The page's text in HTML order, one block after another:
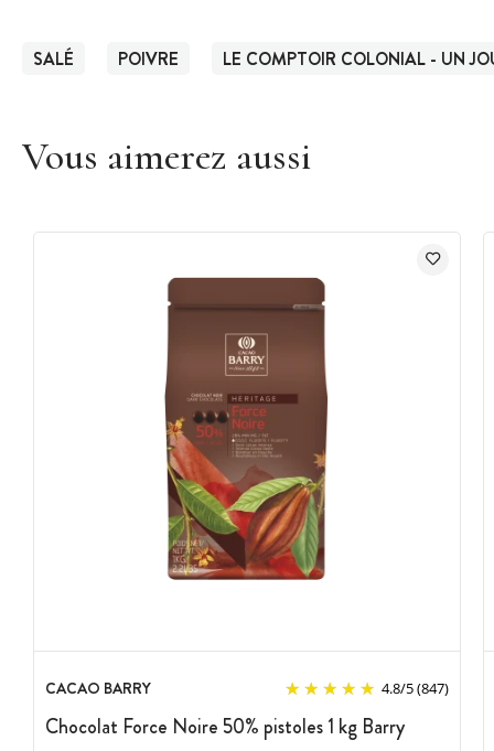
SALÉ POIVRE LE COMPTOIR COLONIAL - UN
Vous aimerez aussi
CACAO BARRY 4.8/5(847)
Chocolat Force Noire 50% pistoles 1 kg Barry